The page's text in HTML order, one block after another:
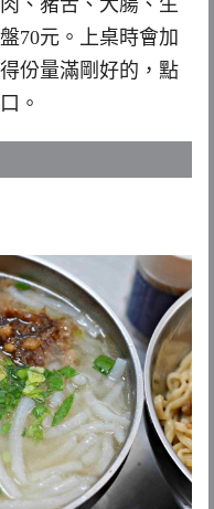
、豬舌、大腸、生
70元。上桌時會加
份量滿剛好的，點
。